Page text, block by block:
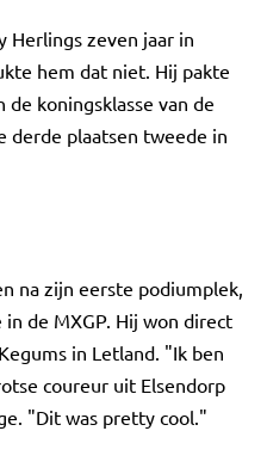
Herlings zeven jaar in
hem dat niet. Hij pakte
koningsklasse van de
derde plaatsen tweede in
na zijn eerste podiumplek,
de MXGP. Hij won direct
in Letland. "Ik ben
coureur uit Elsendorp
"Dit was pretty cool."